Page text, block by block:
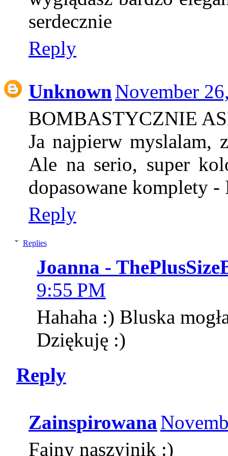
serdecznie
Reply
Unknown November
BOMBASTYCZNIE
Ja najpierw myslalam,
Ale na serio, super
dopasowane komplety
Reply
Replies
Joanna -
9:55 PM
Hahaha :) Bluska
Dziękuję :)
Reply
Zainspirowana
Fajny naszyjnik :)